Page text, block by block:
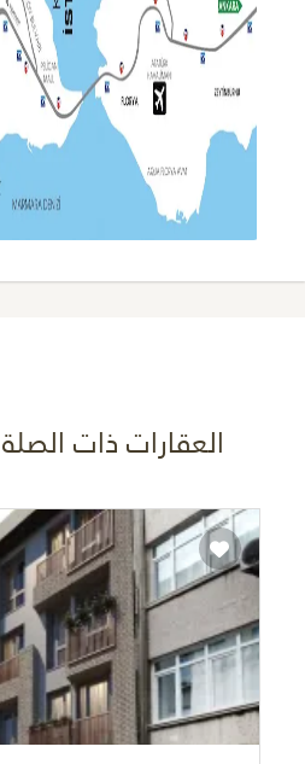
العقارات ذات الصلة
Recommended